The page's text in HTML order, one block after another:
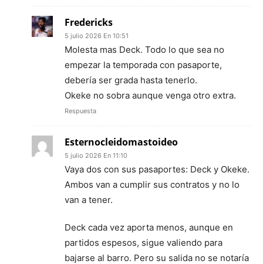
Fredericks
5 julio 2026 En 10:51
Molesta mas Deck. Todo lo que sea no
empezar la temporada con pasaporte,
debería ser grada hasta tenerlo.
Okeke no sobra aunque venga otro extra.
Respuesta
Esternocleidomastoideo
5 julio 2026 En 11:10
Vaya dos con sus pasaportes: Deck y Okeke.
Ambos van a cumplir sus contratos y no lo
van a tener.
Deck cada vez aporta menos, aunque en
partidos espesos, sigue valiendo para
bajarse al barro. Pero su salida no se notaría